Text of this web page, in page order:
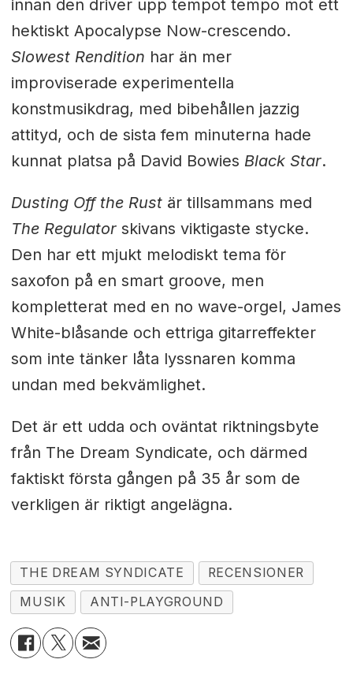
innan den driver upp tempot tempo mot ett
hektiskt Apocalypse Now-crescendo.
Slowest Rendition har än mer
improviserade experimentella
konstmusikdrag, med bibehållen jazzig
attityd, och de sista fem minuterna hade
kunnat platsa på David Bowies Black Star.
Dusting Off the Rustär tillsammans med
The Regulator skivans viktigaste stycke.
Den har ett mjukt melodiskt tema för
saxofon på en smart groove, men
kompletterat med en no wave-orgel, James
White-blåsande och ettriga gitarreffekter
som inte tänker låta lyssnaren komma
undan med bekvämlighet.
Det är ett udda och oväntat riktningsbyte
från The Dream Syndicate, och därmed
faktiskt första gången på 35 år som de
verkligen är riktigt angelägna.
THE DREAM SYNDICATE
RECENSIONER
MUSIK
ANTI-PLAYGROUND